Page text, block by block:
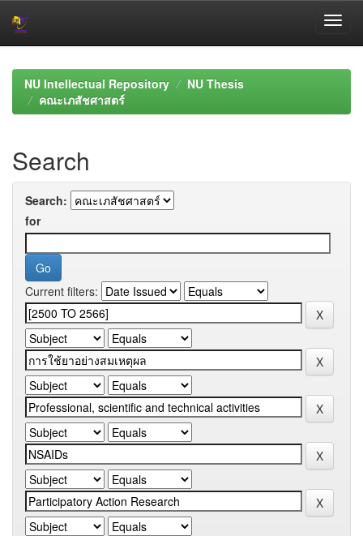
navigationNU Intellectual Repository
NU Thesis
คณะเภสัชศาสตร์
Search
Search:
for
Current filters: